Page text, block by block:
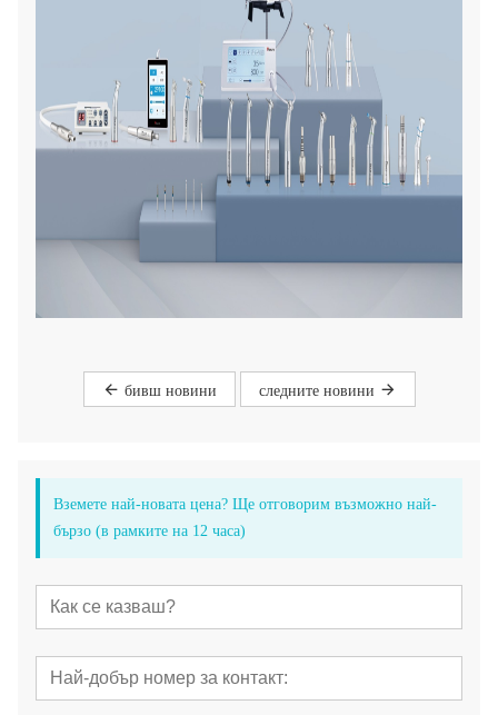
бивш новини следните новини
Вземете най-новата цена? Ще отговорим възможно най-
бързо (в рамките на 12 часа)